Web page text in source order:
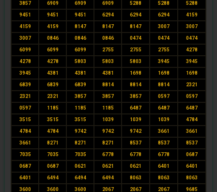
3857 6909 6909 6909 5288 5288 5288
9451 9451 9451 6294 6294 6294 4159
4159 4159 8147 8147 8147 3007 3007
3007 0846 0846 0846 0474 0474 0474
6099 6099 6099 2755 2755 2755 4278
4278 4278 5803 5803 5803 3945 3945
3945 4381 4381 4381 1698 1698 1698
6839 6839 6839 8814 8814 8814 2321
2321 2321 3857 3857 3857 0597 0597
0597 1185 1185 1185 6487 6487 6487
3515 3515 3515 1039 1039 1039 4784
4784 4784 9742 9742 9742 3661 3661
3661 8271 8271 8271 8537 8537 8537
7035 7035 7035 6778 6778 6778 0687
0687 0687 0621 0621 0621 6401 6401
6401 6494 6494 6494 8063 8063 8063
3600 3600 3600 2067 2067 2067 9685